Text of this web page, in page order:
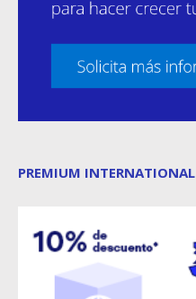
PREMIUM INTERNATIONAL